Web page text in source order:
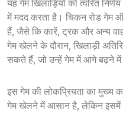
यह गेम खिलाड़ियों को त्वरित
में मदद करता है। चिकन रोड गेम
हैं, जैसे कि कारें, ट्रक और अन्य
गेम खेलने के दौरान, खिलाड़ी
सकते हैं, जो उन्हें गेम में आगे बढ़ने
इस गेम की लोकप्रियता का मुख्य
गेम खेलने में आसान है, लेकिन इसमें